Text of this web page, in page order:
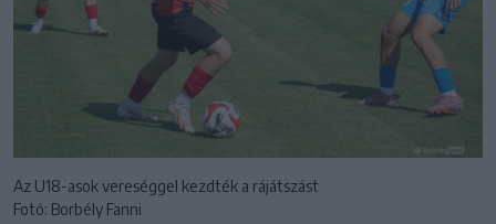
Az U18-asok vereséggel kezdték a rájátszást
Fotó: Borbély Fanni